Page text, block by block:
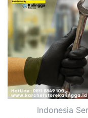
Indonesia